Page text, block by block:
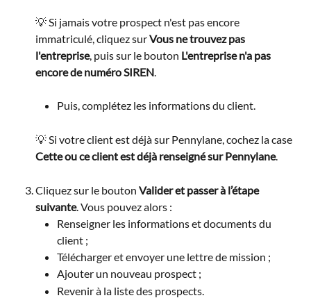
💡 Si jamais votre prospect n'est pas encore
immatriculé, cliquez sur Vous ne trouvez pas
l'entreprise, puis sur le bouton L'entreprise n'a pas
encore de numéro SIREN.
Puis, complétez les informations du client.
💡 Si votre client est déjà sur Pennylane, cochez la case
Cette ou ce client est déjà renseigné sur Pennylane.
Cliquez sur le bouton Valider et passer à l’étape
suivante. Vous pouvez alors :
Renseigner les informations et documents du
client ;
Télécharger et envoyer une lettre de mission ;
Ajouter un nouveau prospect ;
Revenir à la liste des prospects.